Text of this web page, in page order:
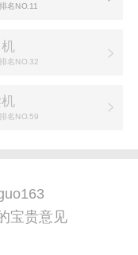
名NO.11
名NO.32
名NO.59
宝贵意见